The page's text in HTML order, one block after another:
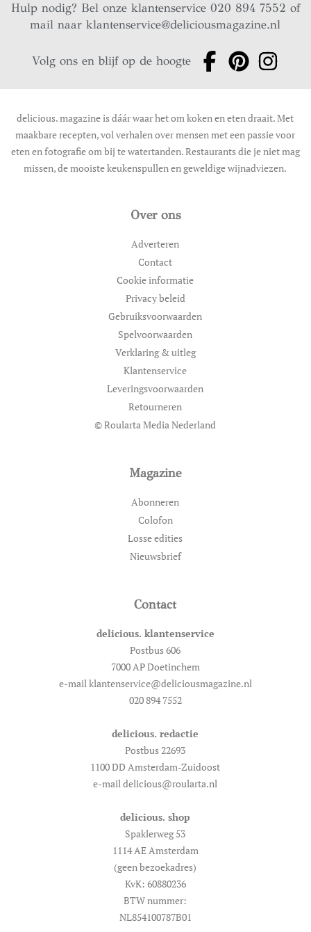
Hulp nodig? Bel onze klantenservice 020 894 7552 of
mail naarklantenservice@deliciousmagazine.nl
Volg ons en blijf op de hoogte
delicious. magazine is dáár waar het om koken en eten draait. Met
maakbare recepten, vol verhalen over mensen met een passie voor
eten en fotografie om bij te watertanden. Restaurants die je niet mag
missen, de mooiste keukenspullen en geweldige wijnadviezen.
Over ons
Adverteren
Contact
Cookie informatie
Privacy beleid
Gebruiksvoorwaarden
Spelvoorwaarden
Verklaring & uitleg
Klantenservice
Leveringsvoorwaarden
Retourneren
© Roularta Media Nederland
Magazine
Abonneren
Colofon
Losse edities
Nieuwsbrief
Contact
delicious. klantenservice
Postbus 606
7000 AP Doetinchem
e-mail klantenservice@deliciousmagazine.nl
020 894 7552
delicious. redactie
Postbus 22693
1100 DD Amsterdam-Zuidoost
e-mail delicious@roularta.nl
delicious. shop
Spaklerweg 53
1114 AE Amsterdam
(geen bezoekadres)
KvK: 60880236
BTW nummer:
NL854100787B01